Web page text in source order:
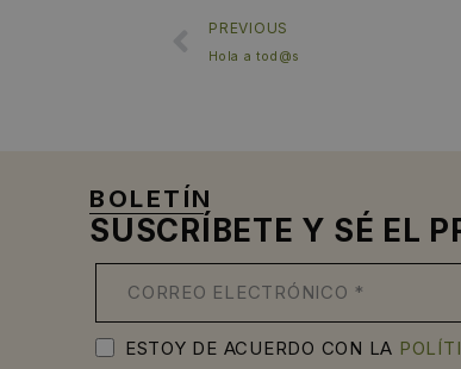
PREVIOUS
Hola a tod@s
BOLETÍN
SUSCRÍBETE Y SÉ EL
ESTOY DE ACUERDO CON LA